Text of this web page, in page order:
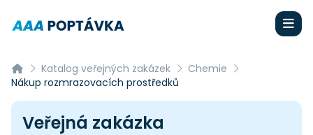
Katalog veřejných zakázek
Chemie
Nákup rozmrazovacích prostředků
Veřejná zakázka